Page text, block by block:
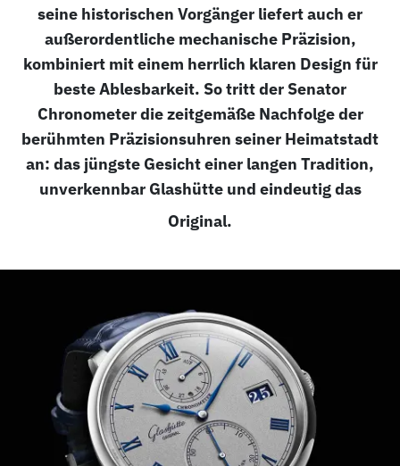
seine historischen Vorgänger liefert auch er
außerordentliche mechanische Präzision,
kombiniert mit einem herrlich klaren Design für
beste Ablesbarkeit. So tritt der Senator
Chronometer die zeitgemäße Nachfolge der
berühmten Präzisionsuhren seiner Heimatstadt
an: das jüngste Gesicht einer langen Tradition,
unverkennbar Glashütte und eindeutig das
Original.